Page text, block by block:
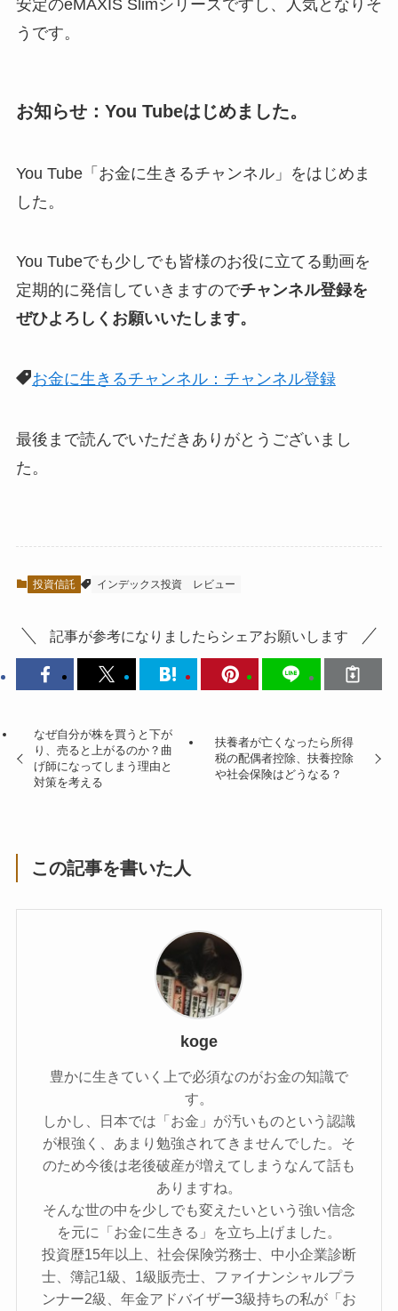
安定のeMAXIS Slimシリーズですし、人気となりそ
うです。
お知らせ：You Tubeはじめました。
You Tube「お金に生きるチャンネル」をはじめま
した。
You Tubeでも少しでも皆様のお役に立てる動画を
定期的に発信していきますのでチャンネル登録を
ぜひよろしくお願いいたします。
お金に生きるチャンネル：チャンネル登録
最後まで読んでいただきありがとうございまし
た。
投資信託 インデックス投資 レビュー
記事が参考になりましたらシェアお願いします
なぜ自分が株を買うと下が
り、売ると上がるのか？曲
げ師になってしまう理由と
対策を考える
扶養者が亡くなったら所得
税の配偶者控除、扶養控除
や社会保険はどうなる？
この記事を書いた人
koge
豊かに生きていく上で必須なのがお金の知識で
す。
しかし、日本では「お金」が汚いものという認識
が根強く、あまり勉強されてきませんでした。そ
のため今後は老後破産が増えてしまうなんて話も
ありますね。
そんな世の中を少しでも変えたいという強い信念
を元に「お金に生きる」を立ち上げました。
投資歴15年以上、社会保険労務士、中小企業診断
士、簿記1級、1級販売士、ファイナンシャルプラ
ンナー2級、年金アドバイザー3級持ちの私が「お